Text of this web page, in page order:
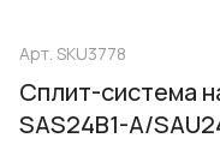
Арт. SKU3778
Сплит-система
SAS24B1-A/